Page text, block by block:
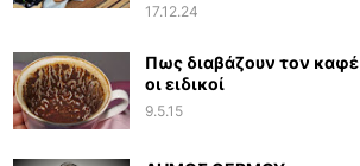
17.12.24
Πως διαβάζουν τον καφέ
οι ειδικοί
9.5.15